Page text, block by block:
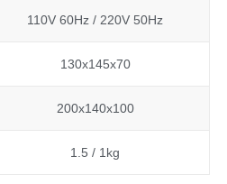
110V 60Hz / 220V 50Hz
130x145x70
200x140x100
1.5 / 1kg